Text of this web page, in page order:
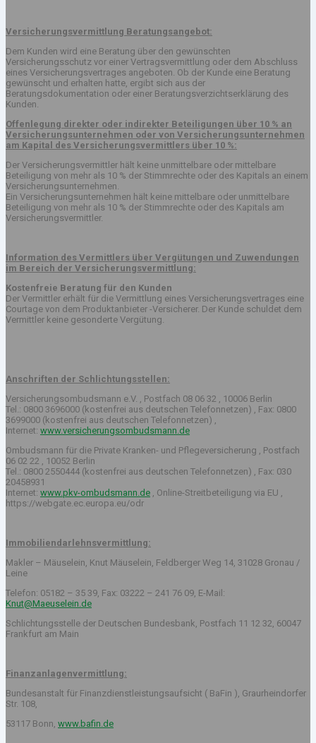
Versicherungsvermittlung Beratungsangebot:
Dem Kunden wird eine Beratung über den gewünschten
Versicherungsschutz vor einer Vertragsvermittlung oder dem Abschluss
eines Versicherungsvertrages angeboten. Ob der Kunde eine Beratung
gewünscht und erhalten hatte, ergibt sich aus der
Beratungsdokumentation oder einer Beratungsverzichtserklärung des
Kunden.
Offenlegung direkter oder indirekter Beteiligungen über 10 % an
Versicherungsunternehmen oder von Versicherungsunternehmen
am Kapital des Versicherungsvermittlers über 10 %:
Der Versicherungsvermittler hält keine unmittelbare oder mittelbare
Beteiligung von mehr als 10 % der Stimmrechte oder des Kapitals an einem
Versicherungsunternehmen.
Ein Versicherungsunternehmen hält keine mittelbare oder unmittelbare
Beteiligung von mehr als 10 % der Stimmrechte oder des Kapitals am
Versicherungsvermittler.
Information des Vermittlers über Vergütungen und Zuwendungen
im Bereich der Versicherungsvermittlung:
Kostenfreie Beratung für den Kunden
Der Vermittler erhält für die Vermittlung eines Versicherungsvertrages eine
Courtage von dem Produktanbieter -Versicherer. Der Kunde schuldet dem
Vermittler keine gesonderte Vergütung.
Anschriften der Schlichtungsstellen:
Versicherungsombudsmann e.V. , Postfach 08 06 32 , 10006 Berlin
Tel.: 0800 3696000 (kostenfrei aus deutschen Telefonnetzen) , Fax: 0800
3699000 (kostenfrei aus deutschen Telefonnetzen) ,
Internet: www.versicherungsombudsmann.de
Ombudsmann für die Private Kranken- und Pflegeversicherung , Postfach
06 02 22 , 10052 Berlin
Tel.: 0800 2550444 (kostenfrei aus deutschen Telefonnetzen) , Fax: 030
20458931
Internet: www.pkv-ombudsmann.de , Online-Streitbeteiligung via EU ,
https://webgate.ec.europa.eu/odr
Immobiliendarlehnsvermittlung:
Makler – Mäuselein, Knut Mäuselein, Feldberger Weg 14, 31028 Gronau /
Leine
Telefon: 05182 – 35 39, Fax: 03222 – 241 76 09, E-Mail:
Knut@Maeuselein.de
Schlichtungsstelle der Deutschen Bundesbank, Postfach 11 12 32, 60047
Frankfurt am Main
Finanzanlagenvermittlung:
Bundesanstalt für Finanzdienstleistungsaufsicht ( BaFin ), Graurheindorfer
Str. 108,
53117 Bonn, www.bafin.de